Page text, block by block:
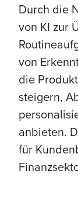
Durch die
von KI zur
von
die
steigern,
anbieten.
für